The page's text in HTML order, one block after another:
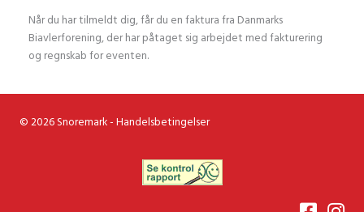
Når du har tilmeldt dig, får du en faktura fra Danmarks
Biavlerforening, der har påtaget sig arbejdet med fakturering
og regnskab for eventen.
© 2026 Snoremark -Handelsbetingelser